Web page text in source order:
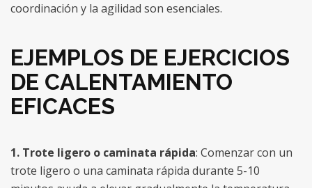
coordinación y la agilidad son esenciales.
EJEMPLOS DE EJERCICIOS
DE CALENTAMIENTO
EFICACES
1. Trote ligero o caminata rápida: Comenzar con un
trote ligero o una caminata rápida durante 5-10